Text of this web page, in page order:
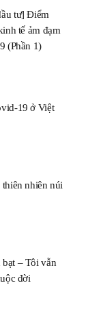
tư] Điểm
tế ảm đạm
(Phần 1)
19 ở Việt
nhiên núi
bạt – Tôi vẫn
đời